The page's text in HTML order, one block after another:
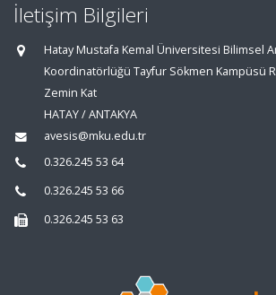
İletişim Bilgileri
Hatay Mustafa Kemal Üniversitesi Bilimsel
Koordinatörlüğü Tayfur Sökmen Kampüsü
Zemin Kat
HATAY / ANTAKYA
avesis@mku.edu.tr
0.326.245 53 64
0.326.245 53 66
0.326.245 53 63